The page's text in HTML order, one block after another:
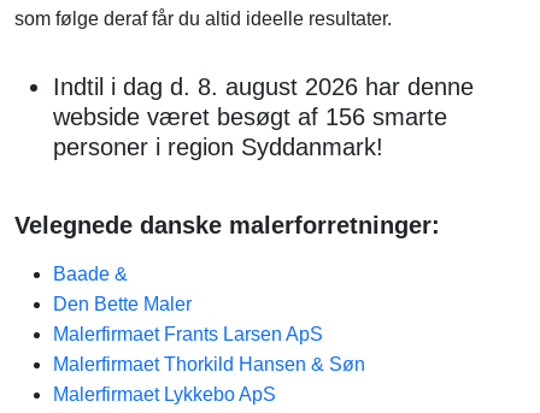
som følge deraf får du altid ideelle resultater.
Indtil i dag d. 8. august 2026 har denne
webside været besøgt af 156 smarte
personer i region Syddanmark!
Velegnede danske malerforretninger:
Baade &
Den Bette Maler
Malerfirmaet Frants Larsen ApS
Malerfirmaet Thorkild Hansen & Søn
Malerfirmaet Lykkebo ApS